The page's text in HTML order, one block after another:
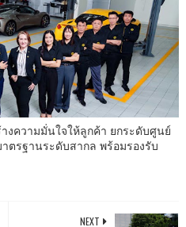
งความมั่นใจให้ลูกค้า ยกระดับศูนย์
ตรฐานระดับสากล พร้อมรองรับ
NEXT